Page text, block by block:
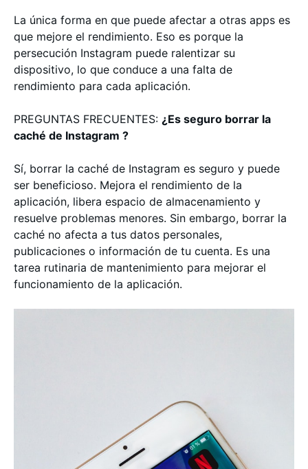
La única forma en que puede afectar a otras apps es
que mejore el rendimiento. Eso es porque la
persecución Instagram puede ralentizar su
dispositivo, lo que conduce a una falta de
rendimiento para cada aplicación.
PREGUNTAS FRECUENTES: ¿Es seguro borrar la
caché de Instagram ?
Sí, borrar la caché de Instagram es seguro y puede
ser beneficioso. Mejora el rendimiento de la
aplicación, libera espacio de almacenamiento y
resuelve problemas menores. Sin embargo, borrar la
caché no afecta a tus datos personales,
publicaciones o información de tu cuenta. Es una
tarea rutinaria de mantenimiento para mejorar el
funcionamiento de la aplicación.